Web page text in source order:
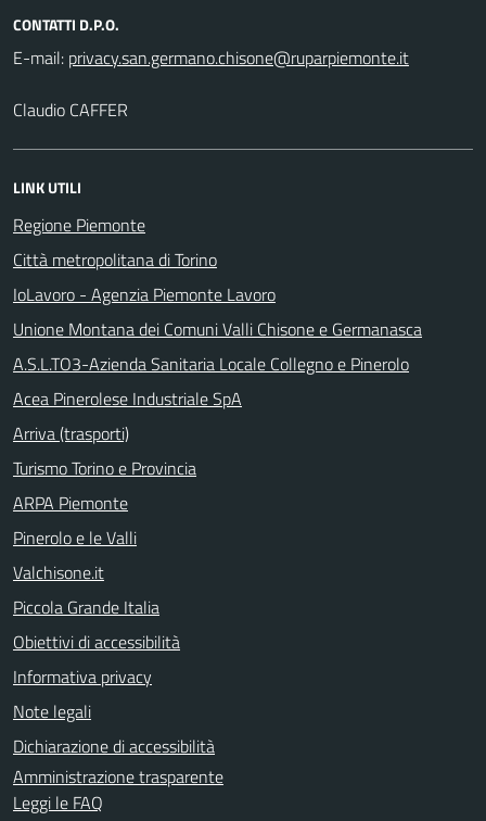
CONTATTI D.P.O.
E-mail:
Claudio CAFFER
LINK UTILI
Regione Piemonte
Città metropolitana di Torino
IoLavoro - Agenzia Piemonte Lavoro
Unione Montana dei Comuni Valli Chisone e Germanasca
A.S.L.TO3-Azienda Sanitaria Locale Collegno e Pinerolo
Acea Pinerolese Industriale SpA
Arriva (trasporti)
Turismo Torino e Provincia
ARPA Piemonte
Pinerolo e le Valli
Valchisone.it
Piccola Grande Italia
Obiettivi di accessibilità
Informativa privacy
Note legali
Dichiarazione di accessibilità
Amministrazione trasparente
Leggi le FAQ